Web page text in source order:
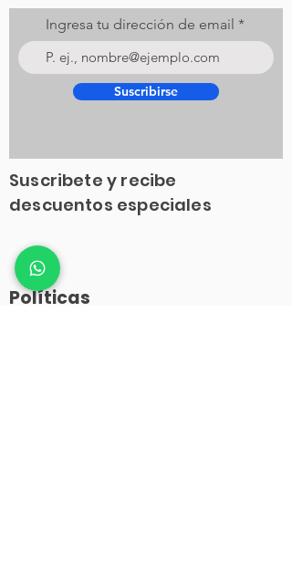
Ingresa tu dirección de email
Suscribirse
Suscribete y recibe
descuentos especiales
Políticas